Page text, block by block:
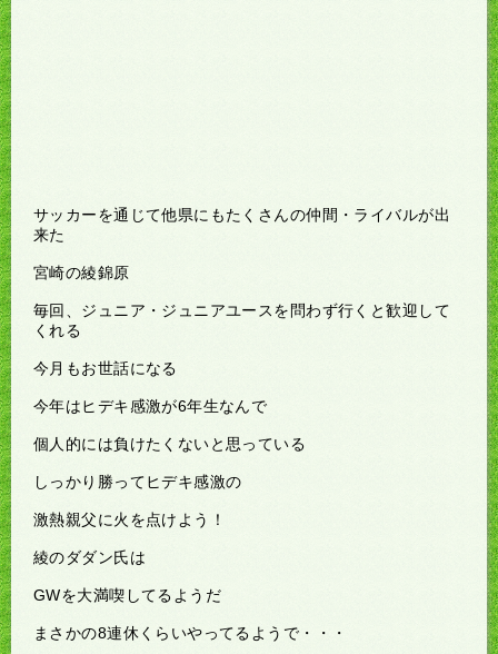
サッカーを通じて他県にもたくさんの仲間・ライバルが出
来た
宮崎の綾錦原
毎回、ジュニア・ジュニアユースを問わず行くと歓迎して
くれる
今月もお世話になる
今年はヒデキ感激が6年生なんで
個人的には負けたくないと思っている
しっかり勝ってヒデキ感激の
激熱親父に火を点けよう！
綾のダダン氏は
GWを大満喫してるようだ
まさかの8連休くらいやってるようで・・・